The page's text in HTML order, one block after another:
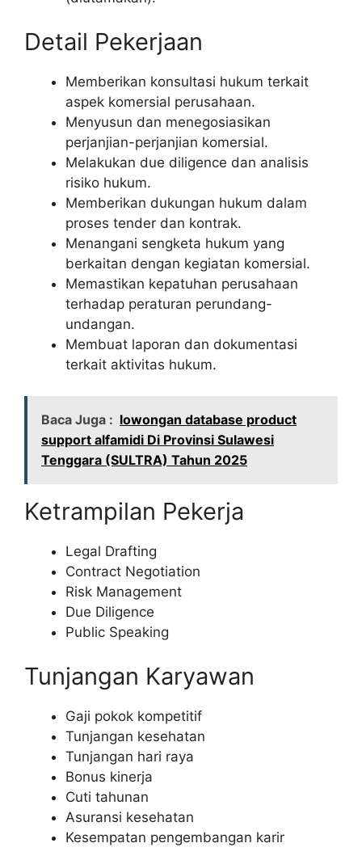
Detail Pekerjaan
Memberikan konsultasi hukum terkait
aspek komersial perusahaan.
Menyusun dan menegosiasikan
perjanjian-perjanjian komersial.
Melakukan due diligence dan analisis
risiko hukum.
Memberikan dukungan hukum dalam
proses tender dan kontrak.
Menangani sengketa hukum yang
berkaitan dengan kegiatan komersial.
Memastikan kepatuhan perusahaan
terhadap peraturan perundang-
undangan.
Membuat laporan dan dokumentasi
terkait aktivitas hukum.
Baca Juga : lowongan database product
support alfamidi Di Provinsi Sulawesi
Tenggara (SULTRA) Tahun 2025
Ketrampilan Pekerja
Legal Drafting
Contract Negotiation
Risk Management
Due Diligence
Public Speaking
Tunjangan Karyawan
Gaji pokok kompetitif
Tunjangan kesehatan
Tunjangan hari raya
Bonus kinerja
Cuti tahunan
Asuransi kesehatan
Kesempatan pengembangan karir